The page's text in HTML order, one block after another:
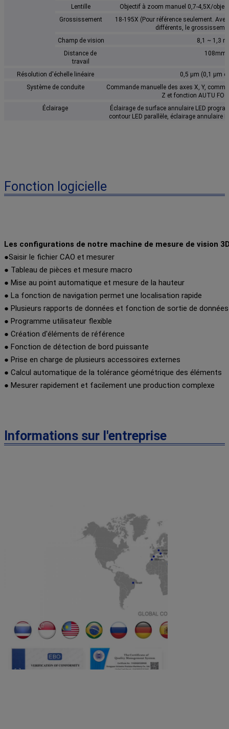
Lentille
Objectif à zoom manuel 0,7-4,5X/
Grossissement
18-195X (Pour référence seulement.
différents, le
Champ de vision
8,1 ~ 1,3
Distance de
travail
108mm
Résolution d'échelle linéaire
0,5 μm (0,1 μm
Système de conduite
Commande manuelle des axes X, Y,
Z et fonction AUTU
Éclairage
Éclairage de surface annulaire LED
contour LED parallèle, éclairage annulaire
Fonction logicielle
Les configurations de notre machine de mesure de vision
●Saisir le fichier CAO et mesurer
● Tableau de pièces et mesure macro
● Mise au point automatique et mesure de la hauteur
● La fonction de navigation permet une localisation rapide
● Plusieurs rapports de données et fonction de sortie de
● Programme utilisateur flexible
● Création d'éléments de référence
● Fonction de détection de bord puissante
● Prise en charge de plusieurs accessoires externes
● Calcul automatique de la tolérance géométrique des éléments
● Mesurer rapidement et facilement une production complexe
Informations sur l'entreprise